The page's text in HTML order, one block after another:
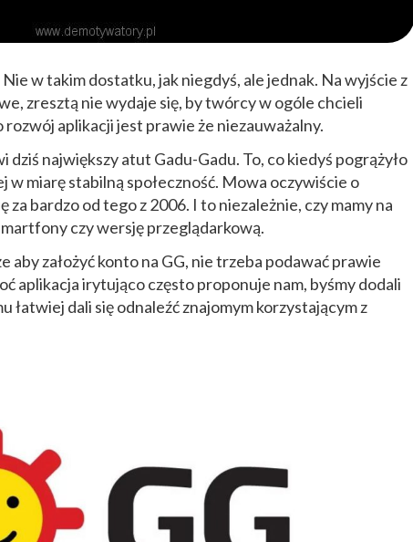
w takim dostatku, jak niegdyś, ale jednak. Na wyjście z
zresztą nie wydaje się, by twórcy w ogóle chcieli
aplikacji jest prawie że niezauważalny.
dziś największy atut Gadu-Gadu. To, co kiedyś pogrążyło
w miarę stabilną społeczność. Mowa oczywiście o
za bardzo od tego z 2006. I to niezależnie, czy mamy na
czy wersję przeglądarkową.
aby założyć konto na GG, nie trzeba podawać prawie
aplikacja irytująco często proponuje nam, byśmy dodali
łatwiej dali się odnaleźć znajomym korzystającym z